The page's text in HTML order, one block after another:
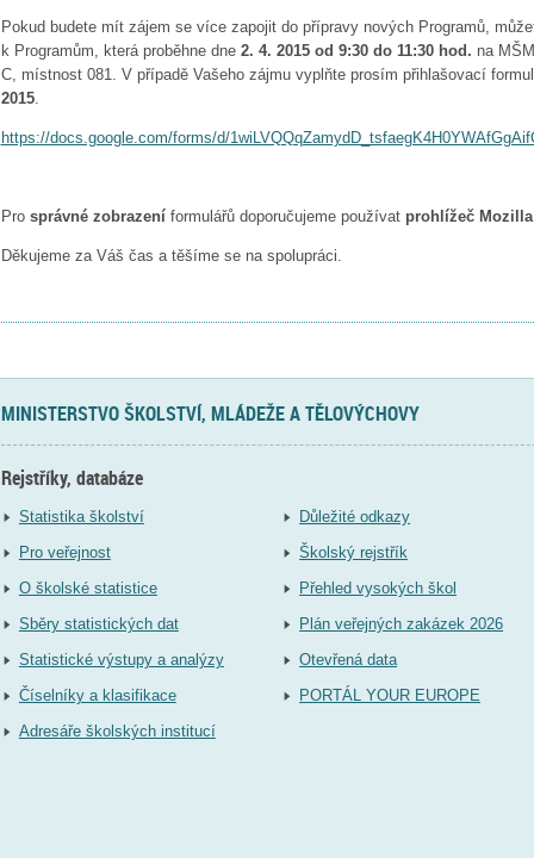
Pokud budete mít zájem se více zapojit do přípravy nových Programů,
k Programům, která proběhne dne 2. 4. 2015 od 9:30 do 11:30 hod. na
C, místnost 081. V případě Vašeho zájmu vyplňte prosím přihlašovací
2015.
https://docs.google.com/forms/d/
Pro správné zobrazení formulářů doporučujeme používat prohlížeč
Děkujeme za Váš čas a těšíme se na spolupráci.
MINISTERSTVO ŠKOLSTVÍ, MLÁDEŽE A TĚLOVÝCHOVY
Rejstříky, databáze
Statistika školství
Pro veřejnost
O školské statistice
Sběry statistických dat
Statistické výstupy a analýzy
Číselníky a klasifikace
Adresáře školských institucí
Důležité odkazy
Školský rejstřík
Přehled vysokých škol
Plán veřejných zakázek 2026
Otevřená data
PORTÁL YOUR EUROPE